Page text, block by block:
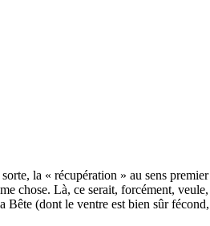
la « récupération » au sens
chose. Là, ce serait, forcément,
(dont le ventre est bien sûr